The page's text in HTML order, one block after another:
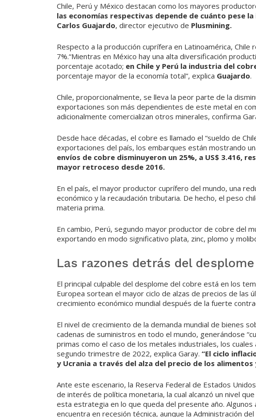
Chile, Perú y México destacan como los mayores
las economías respectivas depende de cuánto pese
Carlos Guajardo, director ejecutivo de Plusmining.
Respecto a la producción cuprífera en Latinoamérica,
7%.“Mientras en México hay una alta diversificación
porcentaje acotado; en Chile y Perú la industria del
porcentaje mayor de la economía total”, explica Guajardo.
Chile, proporcionalmente, se lleva la peor parte de la
exportaciones son más dependientes de este metal en
adicionalmente comercializan otros minerales, confirma
Desde hace décadas, el cobre es llamado el “sueldo de
exportaciones del país, los embarques están mostrando
envíos de cobre disminuyeron un 25%, a US$ 3.416,
mayor retroceso desde 2016.
En el país, el mayor productor cuprífero del mundo, una
económico y la recaudación tributaria. De hecho, el peso
materia prima.
En cambio, Perú, segundo mayor productor de cobre del
exportando en modo significativo plata, zinc, plomo y
Las razones detrás del desplome
El principal culpable del desplome del cobre está en los
Europea sortean el mayor ciclo de alzas de precios de las
crecimiento económico mundial después de la fuerte
El nivel de crecimiento de la demanda mundial de bienes
cadenas de suministros en todo el mundo, generándose
primas como el caso de los metales industriales, los
segundo trimestre de 2022, explica Garay. “El ciclo
y Ucrania a través del alza del precio de los alimentos
Ante este escenario, la Reserva Federal de Estados
de interés de política monetaria, la cual alcanzó un nivel
esta estrategia en lo que queda del presente año.
encuentra en recesión técnica, aunque la Administración